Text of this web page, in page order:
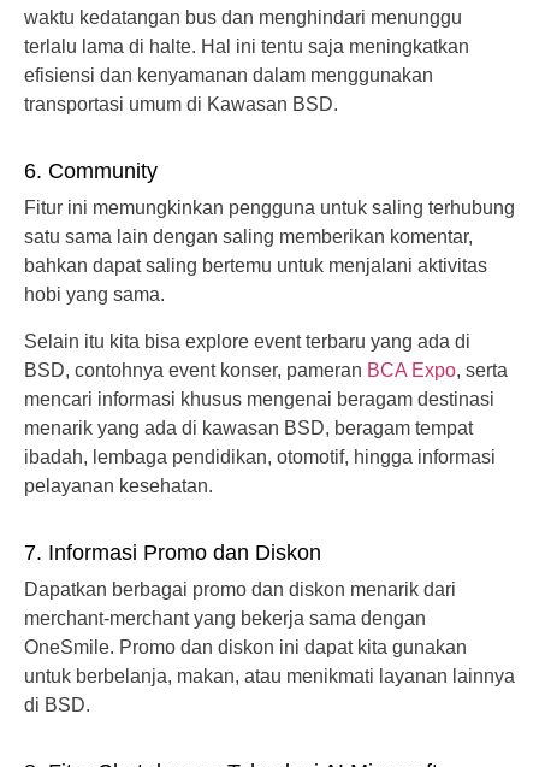
waktu kedatangan bus dan menghindari menunggu
terlalu lama di halte. Hal ini tentu saja meningkatkan
efisiensi dan kenyamanan dalam menggunakan
transportasi umum di Kawasan BSD.
6. Community
Fitur ini memungkinkan pengguna untuk saling terhubung
satu sama lain dengan saling memberikan komentar,
bahkan dapat saling bertemu untuk menjalani aktivitas
hobi yang sama.
Selain itu kita bisa explore event terbaru yang ada di
BSD, contohnya event konser, pameran BCA Expo, serta
mencari informasi khusus mengenai beragam destinasi
menarik yang ada di kawasan BSD, beragam tempat
ibadah, lembaga pendidikan, otomotif, hingga informasi
pelayanan kesehatan.
7. Informasi Promo dan Diskon
Dapatkan berbagai promo dan diskon menarik dari
merchant-merchant yang bekerja sama dengan
OneSmile. Promo dan diskon ini dapat kita gunakan
untuk berbelanja, makan, atau menikmati layanan lainnya
di BSD.